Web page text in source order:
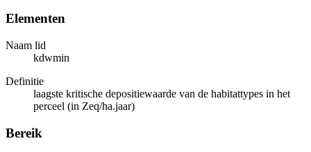
Elementen
Naam lid
kdwmin
Definitie
laagste kritische depositiewaarde van de habitattypes in het
perceel (in Zeq/ha.jaar)
Bereik